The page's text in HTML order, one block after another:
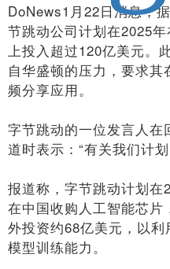
DoNews1月22日消息，
节跳动公司计划在2025
上投入超过120亿美元。
自华盛顿的压力，要求
频分享应用。
字节跳动的一位发言人在
道时表示：“有关我们计
报道称，字节跳动计划在
在中国收购人工智能芯
外投资约68亿美元，以
模型训练能力。